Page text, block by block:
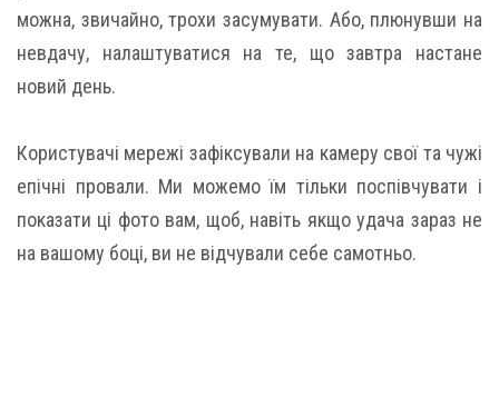
можна, звичайно, трохи засумувати. Або, плюнувши на
невдачу, налаштуватися на те, що завтра настане
новий день.
Користувачі мережі зафіксували на камеру свої та чужі
епічні провали. Ми можемо їм тільки поспівчувати і
показати ці фото вам, щоб, навіть якщо удача зараз не
на вашому боці, ви не відчували себе самотньо.